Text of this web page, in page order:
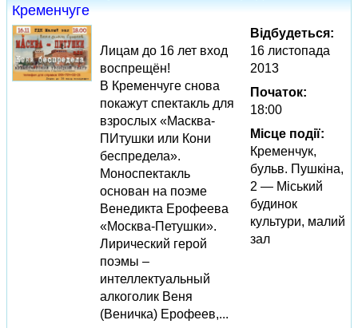
Кременчуге
Лицам до 16 лет вход
воспрещён!
В Кременчуге снова
покажут спектакль для
взрослых «Масква-
ПИтушки или Кони
беспредела».
Моноспектакль
основан на поэме
Венедикта Ерофеева
«Москва-Петушки».
Лирический герой
поэмы –
интеллектуальный
алкоголик Веня
(Веничка) Ерофеев,...
Відбудеться:
16 листопада
2013
Початок:
18:00
Місце події:
Кременчук,
бульв. Пушкіна,
2 — Міський
будинок
культури, малий
зал